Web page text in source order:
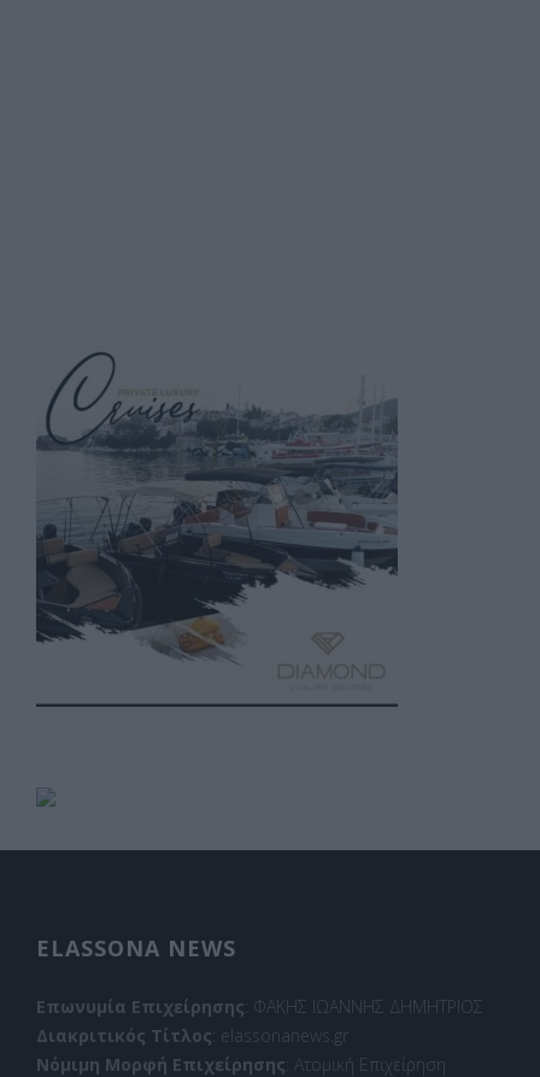
ELASSONA NEWS
Επωνυμία Επιχείρησης: ΦΑΚΗΣ ΙΩΑΝΝΗΣ ΔΗΜΗΤΡΙΟΣ
Διακριτικός Τίτλος: elassonanews.gr
Νόμιμη Μορφή Επιχείρησης: Ατομική Επιχείρηση